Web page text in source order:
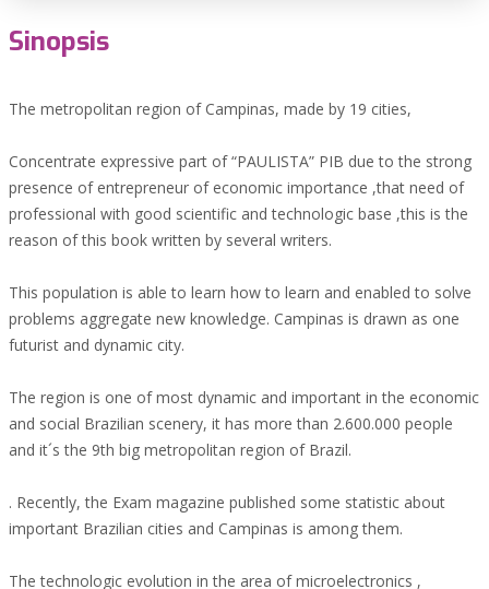
Sinopsis
The metropolitan region of Campinas, made by 19 cities,
Concentrate expressive part of “PAULISTA” PIB due to the strong
presence of entrepreneur of economic importance ,that need of
professional with good scientific and technologic base ,this is the
reason of this book written by several writers.
This population is able to learn how to learn and enabled to solve
problems aggregate new knowledge. Campinas is drawn as one
futurist and dynamic city.
The region is one of most dynamic and important in the economic
and social Brazilian scenery, it has more than 2.600.000 people
and it´s the 9th big metropolitan region of Brazil.
. Recently, the Exam magazine published some statistic about
important Brazilian cities and Campinas is among them.
The technologic evolution in the area of microelectronics ,